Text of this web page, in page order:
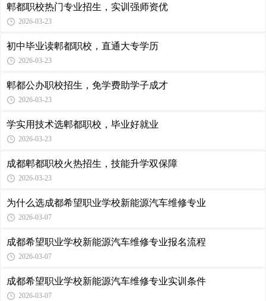
郫都职校热门专业招生，实训强师资优
2026-03-23
初中毕业读郫都职校，直通大专学历
2026-03-23
郫都公办职校招生，免学费助学子成才
2026-03-23
学实用技术选郫都职校，毕业好就业
2026-03-23
成都郫都职校火热招生，技能升学双保障
2026-03-23
为什么选成都希望职业学校新能源汽车维修专业
2026-03-07
成都希望职业学校新能源汽车维修专业报名流程
2026-03-07
成都希望职业学校新能源汽车维修专业实训条件
2026-03-07